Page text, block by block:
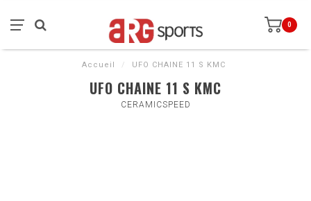
0
Accueil / UFO CHAINE 11 S KMC
UFO CHAINE 11 S KMC
CERAMICSPEED